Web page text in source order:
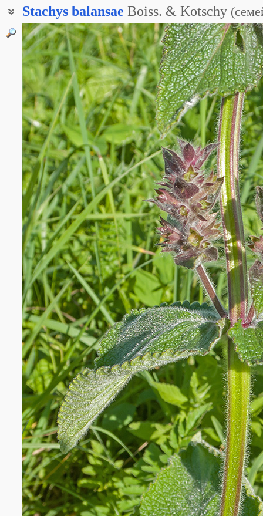
Stachys balansae Boiss. & Kotschy (
Чистец терекский